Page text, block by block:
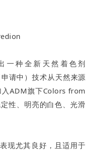
一种全新天然着色剂
请中）技术从天然来源
入ADM旗下Colors from
性、明亮的白色、光滑
现尤其良好，且适用于